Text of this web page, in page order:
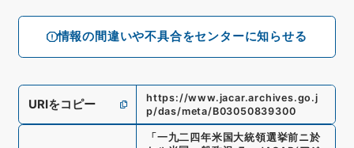
情報の間違いや不具合をセンターに知らせる
URIをコピー
https://www.jacar.archives.go.j
p/das/meta/B03050839300
「 一九二四年米国大統領選挙前ニ於